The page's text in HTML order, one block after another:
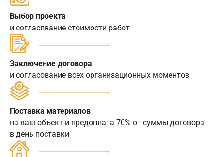
Выбор проекта
и согласлвание стоимости работ
Заключение договора
и согласование всех организационных моментов
Поставка материалов
на ваш объект и предоплата 70% от суммы договора
в день поставки